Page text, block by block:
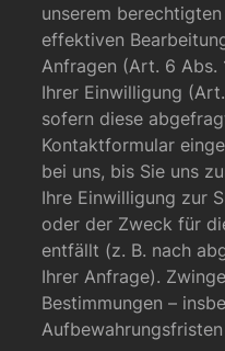
unserem
effektiven
Anfragen (Art. 6 Abs.
Ihrer Einwilligung
sofern diese
Kontaktformular
bei uns, bis Sie uns
Ihre Einwilligung zur
oder der Zweck für
entfällt (z. B. nach
Ihrer Anfrage).
Bestimmungen –